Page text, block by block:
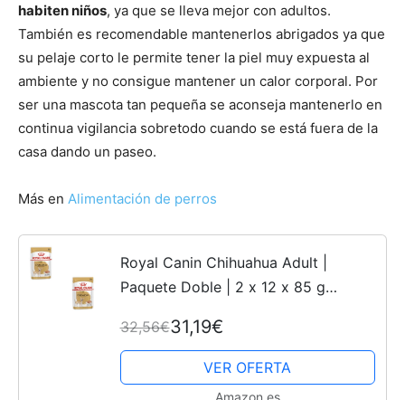
habiten niños, ya que se lleva mejor con adultos.
También es recomendable mantenerlos abrigados ya que
su pelaje corto le permite tener la piel muy expuesta al
ambiente y no consigue mantener un calor corporal. Por
ser una mascota tan pequeña se aconseja mantenerlo en
continua vigilancia sobretodo cuando se está fuera de la
casa dando un paseo.
Más en Alimentación de perros
Royal Canin Chihuahua Adult |
Paquete Doble | 2 x 12 x 85 g
Adultos | para favorecer la Calidad
de Las heces y la Salud...
32,56€31,19€
VER OFERTA